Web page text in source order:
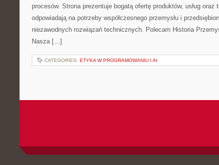
procesów. Strona prezentuje bogatą ofertę produktów, usług oraz
odpowiadają na potrzeby współczesnego przemysłu i
niezawodnych rozwiązań technicznych. Polecam Historia
Nasza […]
CATEGORIES: ETYKA W PROGRAMOWANIU I AI